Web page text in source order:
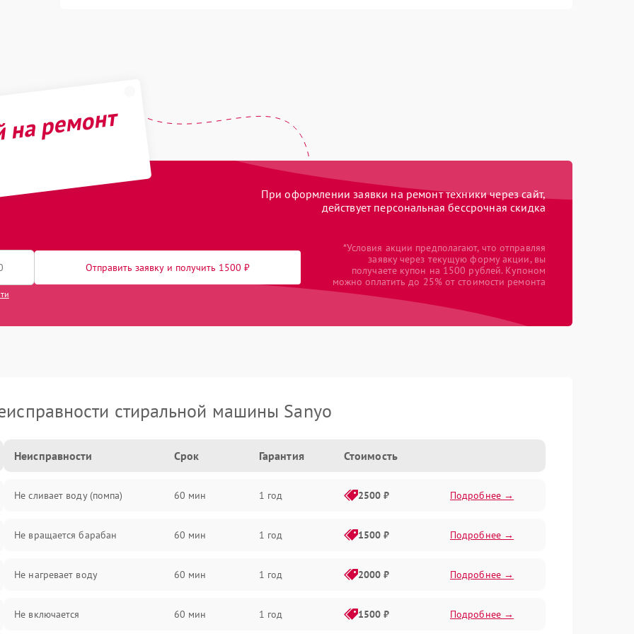
ремонт
При оформлении заявки на ремонт техники через сайт,
действует персональная бессрочная скидка
Отправить заявку и получить 1500 ₽
*Условия акции предполагают, что отправляя
заявку через текущую форму акции, вы
получаете купон на 1500 рублей. Купоном
можно оплатить до 25% от стоимости ремонта
стиральной машины Sanyo
Неисправности Срок Гарантия Стоимость
Не сливает воду (помпа) 60 мин 1 год 2500 ₽ Подробнее →
Не вращается барабан 60 мин 1 год 1500 ₽ Подробнее →
Не нагревает воду 60 мин 1 год 2000 ₽ Подробнее →
Не включается 60 мин 1 год 1500 ₽ Подробнее →